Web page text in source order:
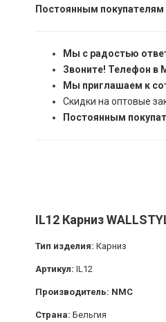
Постоянным покупателям
Мы с радостью
Звоните! Телефон в
Мы приглашаем к
Скидки на оптовые
Постоянным
IL12 Карниз
Тип изделия: Карниз
Артикул: IL12
Производитель: NMC
Страна: Бельгия